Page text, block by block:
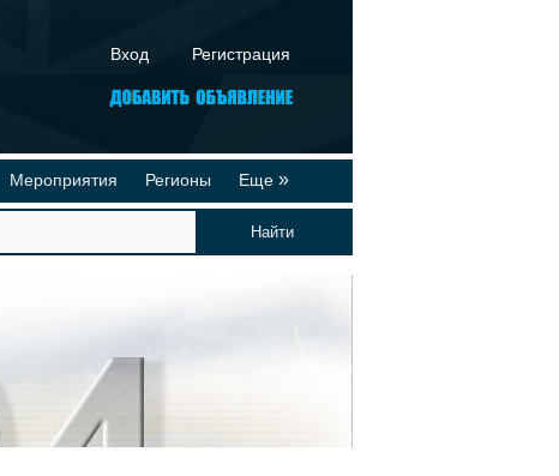
Вход Регистрация
Мероприятия Регионы Еще »
Реклама на сайте